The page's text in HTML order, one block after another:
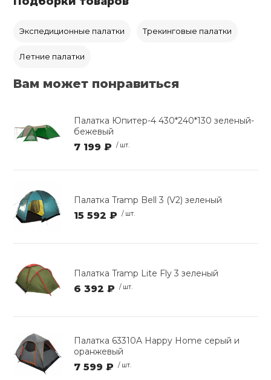
Экспедиционные палатки Трекинговые палатки
Летние палатки
Вам может понравиться
Палатка Юпитер-4 430*240*130 зеленый-
бежевый
7 199 ₽ / шт.
Палатка Tramp Bell 3 (V2) зеленый
15 592 ₽ / шт.
Палатка Tramp Lite Fly 3 зеленый
6 392 ₽ / шт.
Палатка 63310A Happy Home серый и
оранжевый
7 599 ₽ / шт.